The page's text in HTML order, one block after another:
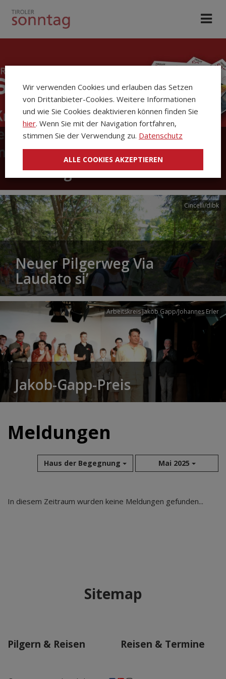
Die Kirchenzeitung Tiroler
Sonntag
Cincelli/dibk
Neuer Pilgerweg Via
Laudato si’
Arbeitskreis Jakob Gapp/Johannes Erler
Jakob-Gapp-Preis
Meldungen
Haus der Begegnung Mai 2025
Aug 2026
Sep 2025
In diesem Zeitraum wurden keine Meldungen gefunden...
Sitemap
Pilgern & Reisen Reisen & Termine
Wir verwenden Cookies und erlauben das Setzen
von Drittanbieter-Cookies. Weitere Informationen
und wie Sie Cookies deaktivieren können finden Sie
hier. Wenn Sie mit der Navigation fortfahren,
stimmen Sie der Verwendung zu. Datenschutz
ALLE COOKIES AKZEPTIEREN